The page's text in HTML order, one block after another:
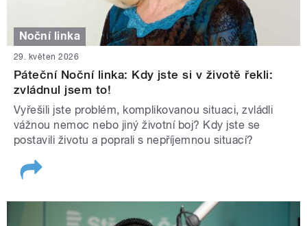
Noční linka
29. květen 2026
Páteční Noční linka: Kdy jste si v životě řekli:
zvládnul jsem to!
Vyřešili jste problém, komplikovanou situaci, zvládli
vážnou nemoc nebo jiný životní boj? Kdy jste se
postavili životu a poprali s nepříjemnou situací?